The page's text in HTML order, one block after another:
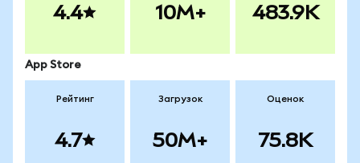
4.4 10M+ 483.9K
App Store
Рейтинг
4.7
Загрузок
50M+
Оценок
75.8K